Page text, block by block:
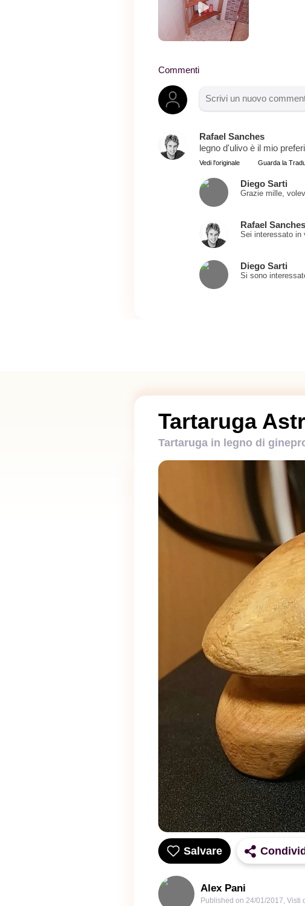
Commenti
Rafael Sanches
legno d'ulivo è il mio
Vedi l'originale Guarda la
Diego Sarti
Grazie mille,
Rafael Sanches
Sei interessato in
Diego Sarti
Si sono
Tartaruga
Tartaruga in legno di
Salvare
Alex Pani
Published on 24/01/2017, Visti